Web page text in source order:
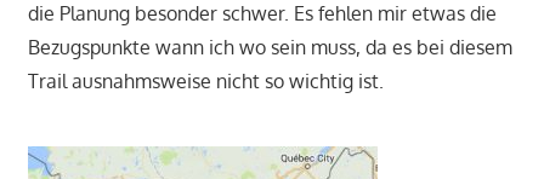
die Planung besonder schwer. Es fehlen mir etwas die
Bezugspunkte wann ich wo sein muss, da es bei diesem
Trail ausnahmsweise nicht so wichtig ist.